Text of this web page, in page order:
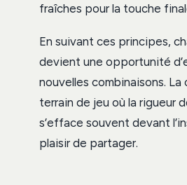
fraîches pour la touche
En suivant ces principes,
devient une opportunité
nouvelles combinaisons. La
terrain de jeu où la rigueur
s’efface souvent devant
plaisir de partager.